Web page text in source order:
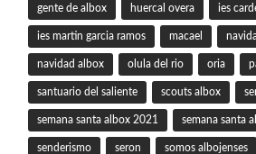
gente de albox huercal overa ies
ies martin garcia ramos macael
navidad albox olula del rio oria
santuario del saliente scouts albox
semana santa albox 2021 semana santa
senderismo seron somos albojenses